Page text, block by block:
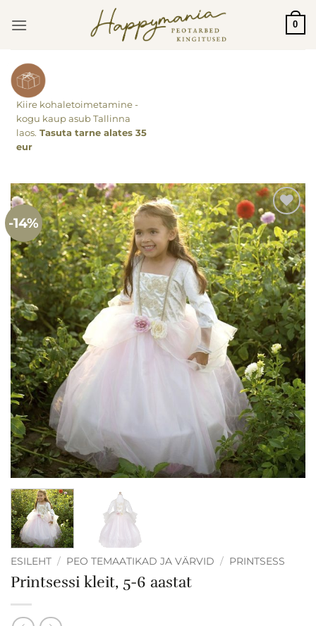
0
Kiire kohaletoimetamine -
kogu kaup asub Tallinna
laos. Tasuta tarne alates 35
eur
-14%
Lisa
soovinimekirja
ESILEHT / PEO TEMAATIKAD JA VÄRVID / PRINTSESS
Printsessi kleit, 5-6 aastat